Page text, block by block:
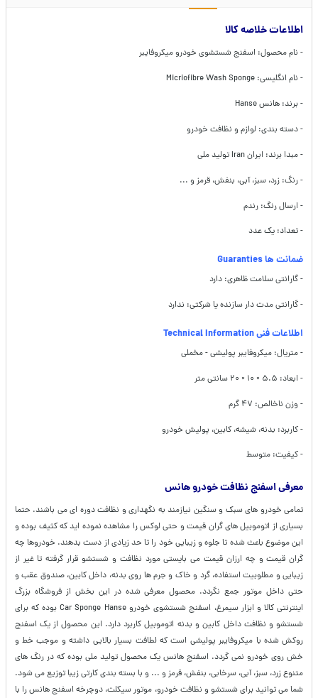
اطلاعات خلاصه کالا
- نام محصول: اسفنج شستشوی خودرو میکروفایبر
- نام انگلیسی: Micriofibre Wash Sponge
- برند: هانس Hanse
- دسته بندی: لوازم و نظافت خودرو
- مبدا برند: ایران Iran تولید ملی
- رنگ: زرد، سبز، آبی، بنفش، قرمز و ...
- ارسال رنگ: رندم
- تعداد: یک عدد
ضمانت ها Guaranties
- گارانتی سلامت ظاهری: دارد
- گارانتی مدت دار سازنده یا شرکتی: ندارد
اطلاعات فنی Technical Information
- متریال: میکروفایبر پولیشی - مخملی
- ابعاد: ۵.۵ × ۱۰ × ۲۰ سانتی متر
- وزن ناخالص: ۴۷ گرم
- کاربرد: بدنه، شیشه، کابین، پولیش خودرو
- کیفیت: متوسط
معرفی اسفنج نظافت خودرو هانس
تمامی خودرو های سبک و سنگین نیازمند به نگهداری و نظافت دوره ای می باشند. حتما
بسیاری از اتوموبیل های گران قیمت و حتی لوکس را مشاهده نموده اید که کثیف بوده و
این موضوع باعث شده تا جلوه و زیبایی خود را تا حد زیادی از دست بدهند. خودروها چه
گران قیمت و چه ارزان قیمت می بایستی مورد نظافت و شستشو قرار گرفته تا غیر از
زیبایی و مطلوبیت استفاده، گرد و خاک و جرم ها روی بدنه، داخل کابین، صندوق عقب و
حتی داخل موتور جمع نگردد. محصول معرفی شده در این بخش از فروشگاه بزرگ
اینترنتی کالا و ابزار سیمرغ، اسفنج شستشوی خودرو Car Sponge Hanse بوده که برای
شستشو و نظافت داخل کابین و بدنه اتوموبیل کاربرد دارد. این محصول از یک اسفنج
روکش شده با میکروفایبر پولیشی است که لطافت بسیار بالایی داشته و موجب خط و
خش روی خودرو نمی گردد. اسفنج هانس یک محصول تولید ملی بوده که در رنگ های
متنوع زرد، سبز، آبی، سرخابی، بنفش، قرمز و ... و با بسته بندی کارتی زیبا توزیع می شود.
شما می توانید برای شستشو و نظافت خودرو، موتور سیکلت، دوچرخه اسفنج هانس را با